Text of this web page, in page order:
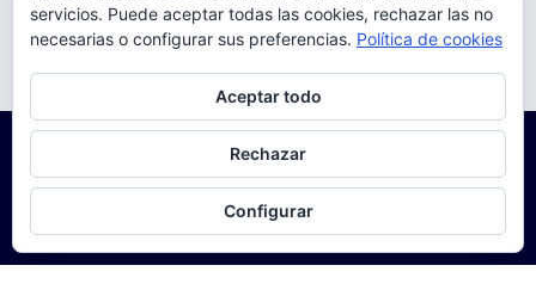
torrent al dia Ago 7, 2026
servicios. Puede aceptar todas las cookies, rechazar las no
necesarias o configurar sus preferencias. Política de cookies
Aceptar todo
Rechazar
Configurar
Para obtener más información, incluido cómo gestionar las cookies,